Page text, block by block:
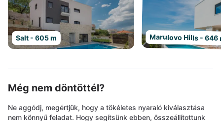
Salt - 605 m Marulovo Hills - 646
Még nem döntöttél?
Ne aggódj, megértjük, hogy a tökéletes nyaraló kiválasztása
nem könnyű feladat. Hogy segítsünk ebben, összeállítottunk